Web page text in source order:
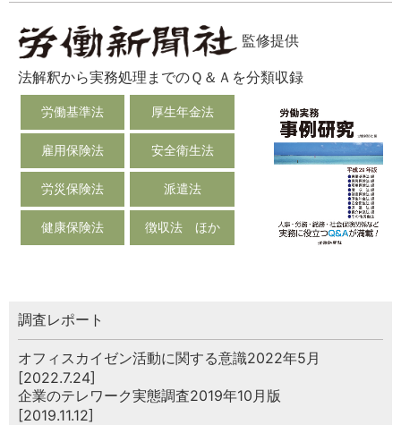
監修提供
法解釈から実務処理までのＱ＆Ａを分類収録
労働基準法 厚生年金法
雇用保険法 安全衛生法
労災保険法 派遣法
健康保険法 徴収法 ほか
調査レポート
オフィスカイゼン活動に関する意識2022年5月
[2022.7.24]
企業のテレワーク実態調査2019年10月版
[2019.11.12]